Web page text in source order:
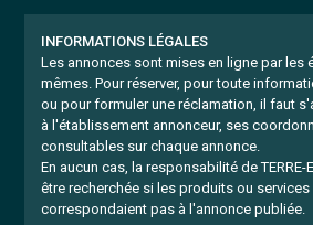
INFORMATIONS LÉGALES
Les annonces sont mises en ligne par les
mêmes. Pour réserver, pour toute
ou pour formuler une réclamation, il faut
à l'établissement annonceur, ses
consultables sur chaque annonce.
En aucun cas, la responsabilité de TERRE-
être recherchée si les produits ou
correspondaient pas à l'annonce publiée.